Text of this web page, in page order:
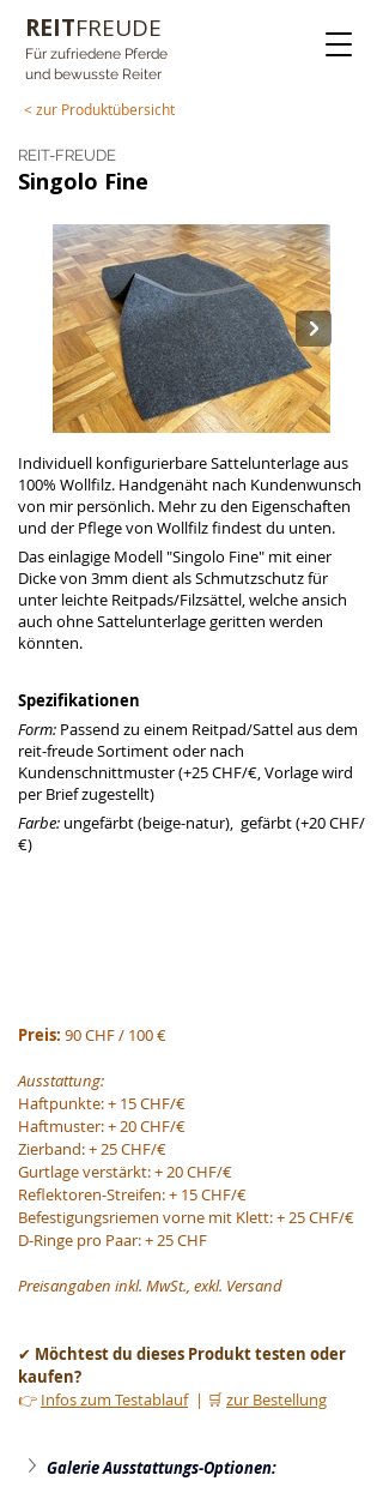
REITFREUDE
Für zufriedene Pferde
und bewusste Reiter
< zur Produktübersicht
REIT-FREUDE
Singolo Fine
Individuell konfigurierbare Sattelunterlage aus
100% Wollfilz. Handgenäht nach Kundenwunsch
von mir persönlich. Mehr zu den Eigenschaften
und der Pflege von Wollfilz findest du unten.
Das einlagige Modell "Singolo Fine" mit einer
Dicke von 3mm dient als Schmutzschutz für
unter leichte Reitpads/Filzsättel, welche ansich
auch ohne Sattelunterlage geritten werden
könnten.
Spezifikationen
Form: Passend zu einem Reitpad/Sattel aus dem
reit-freude Sortiment oder nach
Kundenschnittmuster (+25 CHF/€, Vorlage wird
per Brief zugestellt)
Farbe: ungefärbt (beige-natur),  gefärbt (+20 CHF/
€)
Preis: 90 CHF / 100 €
Ausstattung:
Haftpunkte: + 15 CHF/€
Haftmuster: + 20 CHF/€
Zierband: + 25 CHF/€
Gurtlage verstärkt: + 20 CHF/€
Reflektoren-Streifen: + 15 CHF/€
Befestigungsriemen vorne mit Klett: + 25 CHF/€
D-Ringe pro Paar: + 25 CHF
Preisangaben inkl. MwSt., exkl. Versand
✔ Möchtest du dieses Produkt testen oder
kaufen?
👉 Infos zum Testablauf | 🛒 zur Bestellung
Galerie Ausstattungs-Optionen: